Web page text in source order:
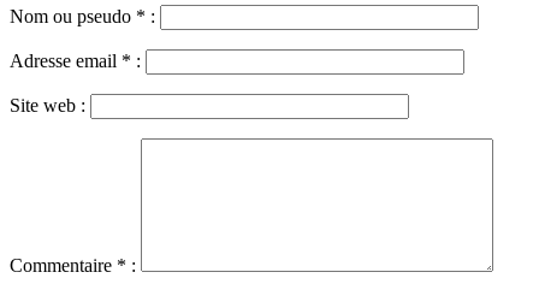
Nom ou pseudo * :
Adresse email * :
Site web :
Commentaire * :